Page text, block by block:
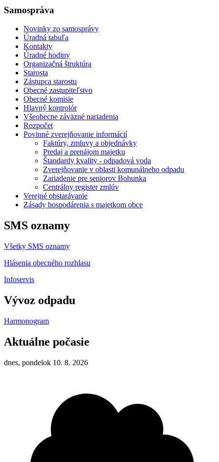
Samospráva
Novinky zo samosprávy
Úradná tabuľa
Kontakty
Úradné hodiny
Organizačná štruktúra
Starosta
Zástupca starostu
Obecné zastupiteľstvo
Obecné komisie
Hlavný kontrolór
Všeobecne záväzné nariadenia
Rozpočet
Povinné zverejňovanie informácií
Faktúry, zmluvy a objednávky
Predaj a prenájom majetku
Štandardy kvality - odpadová voda
Zverejňovanie v oblasti komunálneho odpadu
Zariadenie pre seniorov Bohunka
Centrálny register zmlúv
Verejné obstarávanie
Zásady hospodárenia s majetkom obce
SMS oznamy
Všetky SMS oznamy
Hlásenia obecného rozhlasu
Infoservis
Vývoz odpadu
Harmonogram
Aktuálne počasie
dnes, pondelok 10. 8. 2026